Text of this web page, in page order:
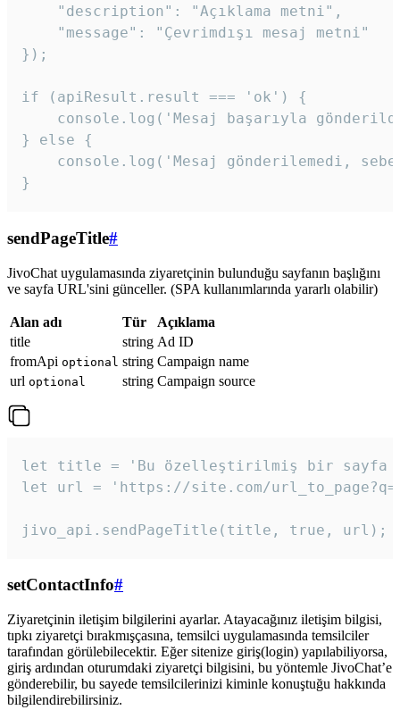
    "description": "Açıklama metni",
    "message": "Çevrimdışı mesaj metni"
});
if (apiResult.result === 'ok') {
console.log('Mesaj başarıyla
} else {
console.log('Mesaj gönderilemedi,
}
sendPageTitle#
JivoChat uygulamasında ziyaretçinin bulunduğu sayfanın başlığını
ve sayfa URL'sini günceller. (SPA kullanımlarında yararlı olabilir)
Alan adı Tür
Açıklama
title
string Ad ID
fromApi optional string Campaign name
url optional string Campaign source
let title = 'Bu özelleştirilmiş bir sayfa
let url = 'https://site.com/
jivo_api.sendPageTitle(title, true, url);
setContactInfo#
Ziyaretçinin iletişim bilgilerini ayarlar. Atayacağınız iletişim bilgisi,
tıpkı ziyaretçi bırakmışçasına, temsilci uygulamasında temsilciler
tarafından görülebilecektir. Eğer sitenize giriş(login) yapılabiliyorsa,
giriş ardından oturumdaki ziyaretçi bilgisini, bu yöntemle JivoChat’e
gönderebilir, bu sayede temsilcilerinizi kiminle konuştuğu hakkında
bilgilendirebilirsiniz.